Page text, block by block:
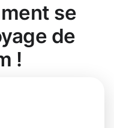
se
de
!